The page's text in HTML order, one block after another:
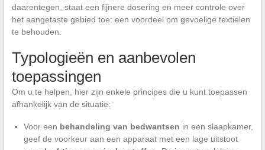
daarentegen, staat een fijnere dosering en meer controle over
het aangetaste gebied toe: een voordeel om gevoelige textielen
te behouden.
Typologieën en aanbevolen
toepassingen
Om u te helpen, hier zijn enkele principes die u kunt toepassen
afhankelijk van de situatie:
Voor een behandeling van bedwantsen in een slaapkamer,
geef de voorkeur aan een apparaat met een lage uitstoot